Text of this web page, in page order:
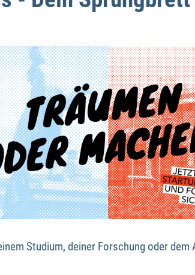
Studium, deiner Forschung oder dem